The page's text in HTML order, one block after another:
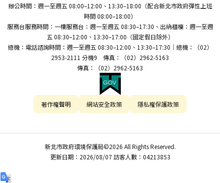
辦公時間：週一至週五 08:00–12:00、13:30–18:00（配合新北市政府彈性上班
時間 08:00–18:00）
服務台服務時間：一樓服務台：週一至週五 08:30–17:30、出納櫃檯：週一至週
五 08:30–12:00、13:30–17:00（國定假日除外）
總機：電話諮詢時間：週一至週五 08:30–12:00、13:30–17:30｜總機：（02）
2953-2111 分機9 傳真：（02）2962-5163
傳真：（02）2962-5163
著作權聲明 網站安全政策 隱私權保護政策
新北市政府環境保護局©2026 All Rights Reserved.
更新日期：2026/08/07 訪客人數：04213853